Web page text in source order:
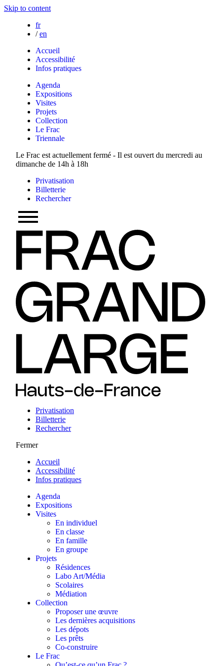
Skip to content
fr
/ en
Accueil
Accessibilité
Infos pratiques
Agenda
Expositions
Visites
Projets
Collection
Le Frac
Triennale
Le Frac est actuellement fermé - Il est ouvert du mercredi au
dimanche de 14h à 18h
Privatisation
Billetterie
Rechercher
Privatisation
Billetterie
Rechercher
Fermer
Accueil
Accessibilité
Infos pratiques
Agenda
Expositions
Visites
En individuel
En classe
En famille
En groupe
Projets
Résidences
Labo Art/Média
Scolaires
Médiation
Collection
Proposer une œuvre
Les dernières acquisitions
Les dépots
Les prêts
Co-construire
Le Frac